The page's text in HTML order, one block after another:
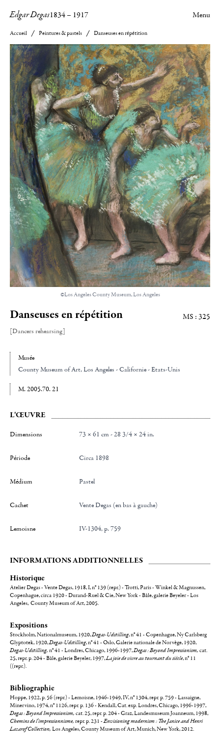
Edgar Degas1834– 1917 Menu
Accueil Peintures & pastels Danseuses en répétition
©Los Angeles County Museum, Los Angeles
Danseuses en répétition
[Dancers rehearsing]
MS : 325
Musée
County Museum of Art, Los Angeles - Californie - Etats-Unis
M. 2005.70. 21
L'ŒUVRE
Dimensions 73 × 61 cm - 28 3/4 × 24 in.
Période Circa 1898
Médium Pastel
Cachet Vente Degas (en bas à gauche)
Lemoisne IV-1304, p. 759
INFORMATIONS ADDITIONNELLES
Historique
Atelier Degas - Vente Degas, 1918, I, n° 139 (repr.) - Trotti, Paris - Winkel & Magnussen,
Copenhague, circa 1920 - Durand-Ruel & Cie, New York - Bâle, galerie Beyeler - Los
Angeles, County Museum of Art, 2005.
Expositions
Stockholm, Nationalmuseum, 1920,Degas-Udstilling, n° 41 - Copenhague, Ny Carlsberg
Glyptotek, 1920,Degas-Udstilling, n° 41 - Oslo, Galerie nationale de Norvège, 1920,
Degas-Udstilling, n° 41 - Londres, Chicago, 1996-1997,Degas : Beyond Impressionism, cat.
25, repr. p. 204 - Bâle, galerie Beyeler, 1997,La joie de vivre au tournant du siècle, n° 11
((repr.).
Bibliographie
Hoppe, 1922, p. 56 (repr.) - Lemoisne, 1946-1949, IV, n° 1304, repr. p. 759 - Lassaigne,
Minervino, 1974, n° 1126, repr. p. 136 - Kendall, Cat. exp. Londres, Chicago, 1996-1997,
Degas : Beyond Impressionism, cat. 25, repr. p. 204 - Graz, Landesmuseum Joanneum, 1998,
Chemins de l'impressionnisme, repr. p. 231 -Envisioning modernism : The Janice and Henri
Lazarof Collection, Los Angeles, County Museum of Art, Munich, New York, 2012.